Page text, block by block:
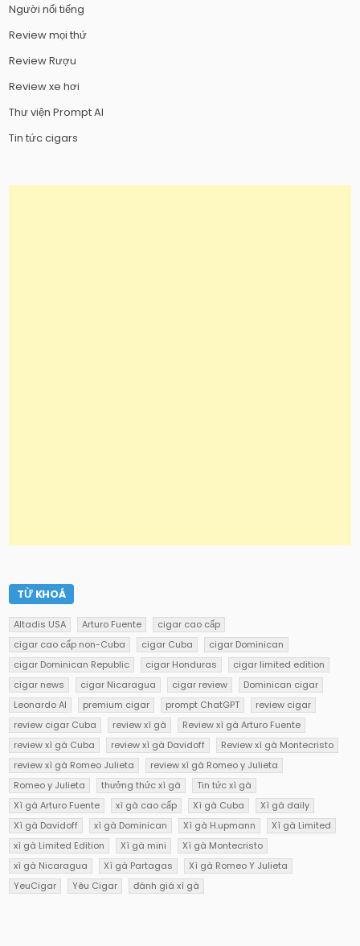
Người nổi tiếng
Review mọi thứ
Review Rượu
Review xe hơi
Thư viện Prompt AI
Tin tức cigars
TỪ KHOÁ
Altadis USA Arturo Fuente
cigar cao cấp
cigar cao cấp non-Cuba
cigar Cuba
cigar Dominican
cigar Dominican Republic
cigar Honduras
cigar limited edition
cigar news
cigar Nicaragua cigar review
Dominican cigar
Leonardo AI
premium cigar prompt ChatGPT
review cigar
review cigar Cuba
review xì gà
Review xì gà Arturo Fuente
review xì gà Cuba
review xì gà Davidoff
Review xì gà Montecristo
review xì gà Romeo Julieta
review xì gà Romeo y Julieta
Romeo y Julieta
thưởng thức xì gà
Tin tức xì gà
Xì gà Arturo Fuente
xì gà cao cấp Xì gà Cuba
Xì gà daily
Xì gà Davidoff
xì gà Dominican Xì gà H.upmann
Xì gà Limited
xì gà Limited Edition
Xì gà mini
Xì gà Montecristo
xì gà Nicaragua
Xì gà Partagas
Xì gà Romeo Y Julieta
YeuCigar
Yêu Cigar đánh giá xì gà